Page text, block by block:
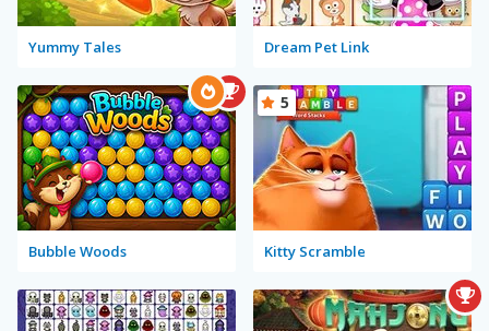
Yummy Tales Dream Pet Link
Bubble Woods Kitty Scramble
5